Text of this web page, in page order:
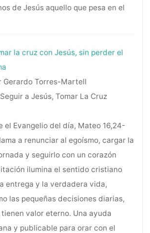
de Jesús aquello que pesa en el
la cruz con Jesús, sin perder el
Gerardo Torres-Martell
a Jesús, Tomar La Cruz
el Evangelio del día, Mateo 16,24-
a renunciar al egoísmo, cargar la
y seguirlo con un corazón
ilumina el sentido cristiano
entrega y la verdadera vida,
las pequeñas decisiones diarias,
valor eterno. Una ayuda
y publicable para orar con el